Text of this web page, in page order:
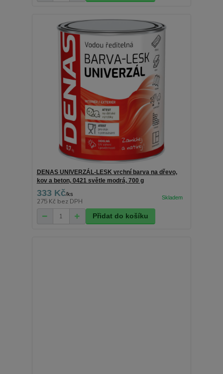
DENAS UNIVERZÁL-LESK vrchní barva na dřevo,
kov a beton, 0421 světle modrá, 700 g
333 Kč/ks
275 Kč bez DPH
Přidat do košíku